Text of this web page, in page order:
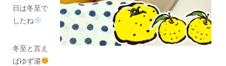
日は冬至で
したね
冬至と言え
ばゆず湯